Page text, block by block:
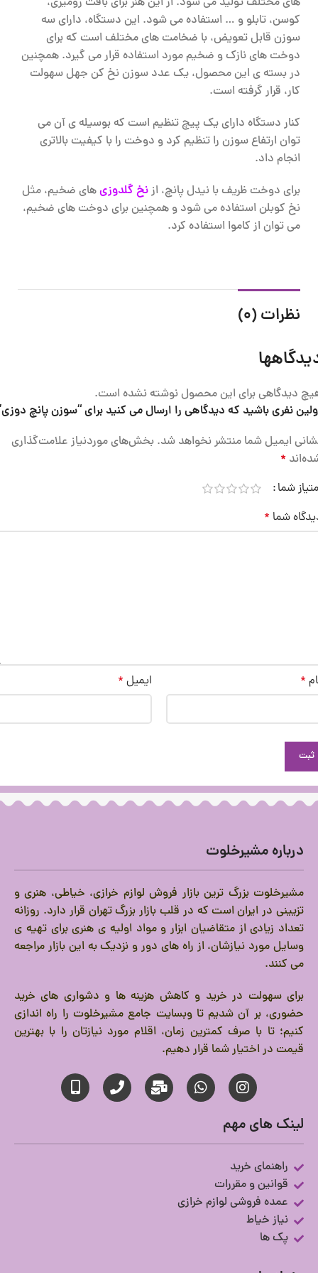
کوسن، تابلو و … استفاده می شود. این دستگاه، دارای سه
سوزن قابل تعویض، با ضخامت های مختلف است که برای
دوخت های نازک و ضخیم مورد استفاده قرار می گیرد. همچنین
در بسته ی این محصول، یک عدد سوزن نخ کن جهل سهولت
کار، قرار گرفته است.
کنار دستگاه دارای یک پیچ تنظیم است که بوسیله ی آن می
توان ارتفاع سوزن را تنظیم کرد و دوخت را با کیفیت بالاتری
انجام داد.
برای دوخت ظریف با نیدل پانچ، ازنخ گلدوزیهای ضخیم، مثل
نخ کوبلن استفاده می شود و همچنین برای دوخت های ضخیم،
می توان از کاموا استفاده کرد.
نظرات (0)
دیدگاهی برای این محصول نوشته نشده است.
نفری باشید که دیدگاهی را ارسال می کنید برای “سوزن پانچ
ایمیل شما منتشر نخواهد شد. بخش‌های موردنیاز علامت‌گذاری
*
شما
شما *
* ایمیل *
درباره مشیرخلوت
مشیرخلوت بزرگ ترین بازار فروش لوازم خرازی، خیاطی، هنری و
تزیینی در ایران است که در قلب بازار بزرگ تهران قرار دارد. روزانه
تعداد زیادی از متقاضیان ابزار و مواد اولیه ی هنری برای تهیه ی
وسایل مورد نیازشان، از راه های دور و نزدیک به این بازار مراجعه
می کنند.
برای سهولت در خرید و کاهش هزینه ها و دشواری های خرید
حضوری، بر آن شدیم تا وبسایت جامع مشیرخلوت را راه اندازی
کنیم؛ تا با صرف کمترین زمان، اقلام مورد نیازتان را با بهترین
قیمت در اختیار شما قرار دهیم.
لینک های مهم
راهنمای خرید
قوانین و مقررات
عمده فروشی لوازم خرازی
نیاز خیاط
پک ها